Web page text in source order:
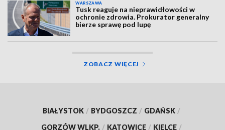
WARSZAWA
Tusk reaguje na nieprawidłowości w
ochronie zdrowia. Prokurator generalny
bierze sprawę pod lupę
ZOBACZ WIĘCEJ
BIAŁYSTOK / BYDGOSZCZ / GDAŃSK /
GORZÓW WLKP. / KATOWICE / KIELCE /